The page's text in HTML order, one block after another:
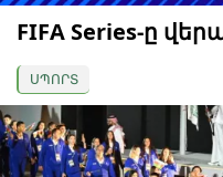
FIFA Series-ը
ՍՊՈՐՏ